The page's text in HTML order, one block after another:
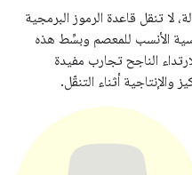
لا تنقل قاعدة الرموز البرمجية
الأنسب للمعصم وبسِّط هذه
الناجح تجارب مفيدة
أثناء التنقّل.